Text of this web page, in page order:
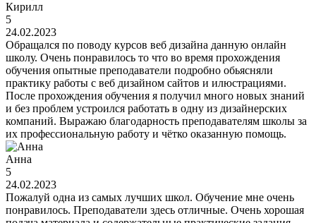
Кирилл
5
24.02.2023
Обращался по поводу курсов веб дизайна данную онлайн
школу. Очень понравилось то что во время прохождения
обучения опытные преподаватели подробно обьясняли
практику работы с веб дизайном сайтов и илюстрациями.
После прохождения обучения я получил много новых знаний
и без проблем устроился работать в одну из дизайнерских
компаний. Выражаю благодарность преподавателям школы за
их профессиональную работу и чëтко оказанную помощь.
Анна
5
24.02.2023
Пожалуй одна из самых лучших школ. Обучение мне очень
понравилось. Преподаватели здесь отличные. Очень хорошая